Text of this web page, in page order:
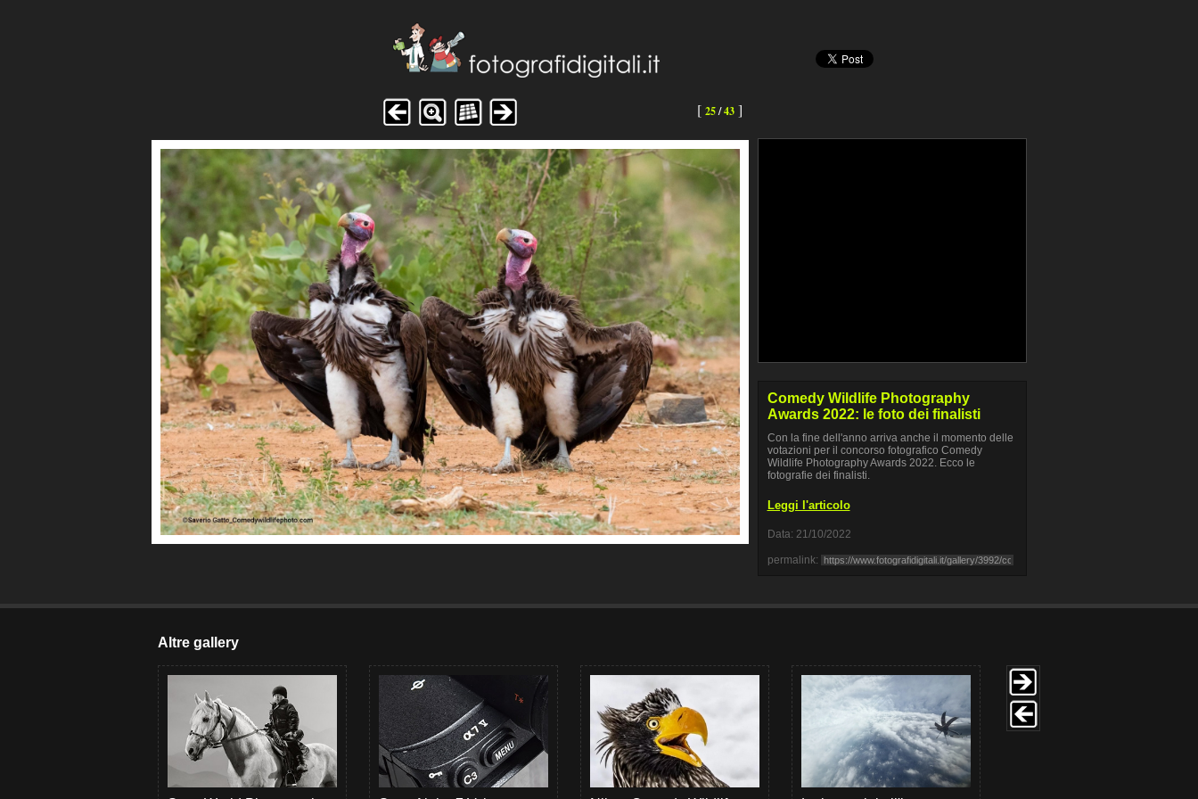
[ 25/43]
Comedy Wildlife Photography
Awards 2022: le foto dei finalisti
Con la fine dell'anno arriva anche il momento delle
votazioni per il concorso fotografico Comedy
Wildlife Photography Awards 2022. Ecco le
fotografie dei finalisti.
Leggi l'articolo
Data: 21/10/2022
permalink:
Altre gallery